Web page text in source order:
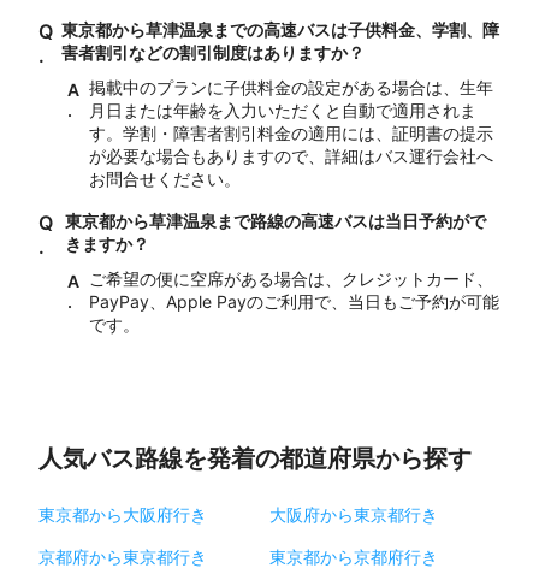
Q
.
東京都から草津温泉までの高速バスは子供料金、学割、障
害者割引などの割引制度はありますか？
A
.
掲載中のプランに子供料金の設定がある場合は、生年
月日または年齢を入力いただくと自動で適用されま
す。学割・障害者割引料金の適用には、証明書の提示
が必要な場合もありますので、詳細はバス運行会社へ
お問合せください。
Q
.
東京都から草津温泉まで路線の高速バスは当日予約がで
きますか？
A
.
ご希望の便に空席がある場合は、クレジットカード、
PayPay、Apple Payのご利用で、当日もご予約が可能
です。
人気バス路線を発着の都道府県から探す
東京都から大阪府行き 大阪府から東京都行き
京都府から東京都行き 東京都から京都府行き